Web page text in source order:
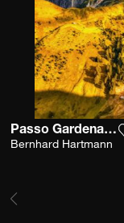
Passo Gardena Dolomites
Bernhard Hartmann